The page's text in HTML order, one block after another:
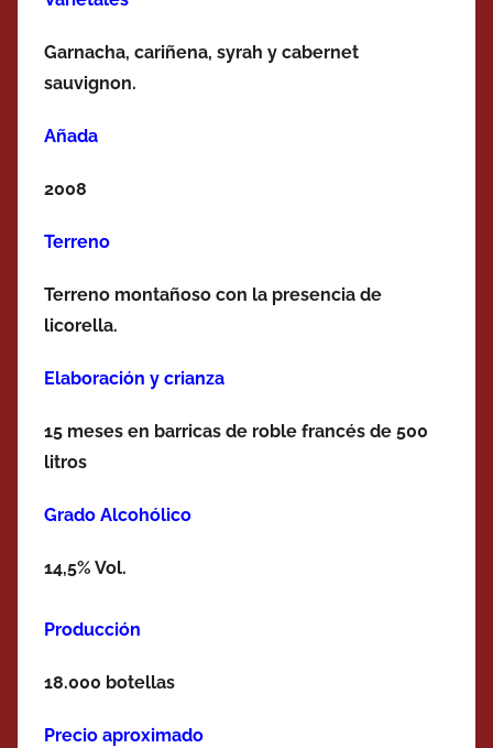
Garnacha, cariñena, syrah y cabernet
sauvignon.
Añada
2008
Terreno
Terreno montañoso con la presencia de
licorella.
Elaboración y crianza
15 meses en barricas de roble francés de 500
litros
Grado Alcohólico
14,5% Vol.
Producción
18.000 botellas
Precio aproximado